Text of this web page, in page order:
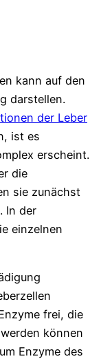
kann auf den
darstellen.
der Leber
ist es
erscheint.
die
sie zunächst
In der
einzelnen
frei, die
können
Enzyme des